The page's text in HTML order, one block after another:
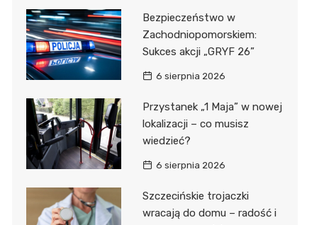
Bezpieczeństwo w
Zachodniopomorskiem:
Sukces akcji „GRYF 26”
6 sierpnia 2026
Przystanek „1 Maja” w nowej
lokalizacji – co musisz
wiedzieć?
6 sierpnia 2026
Szczecińskie trojaczki
wracają do domu – radość i